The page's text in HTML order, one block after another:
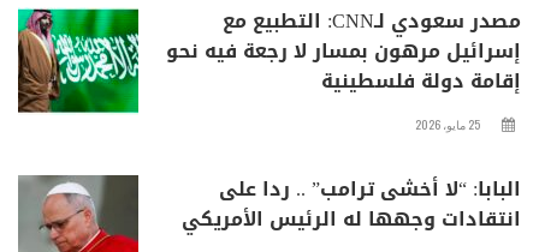
مصدر سعودي لـCNN: التطبيع مع
إسرائيل مرهون بمسار لا رجعة فيه نحو
إقامة دولة فلسطينية
25 مايو، 2026
البابا: “لا أخشى ترامب” .. ردا على
انتقادات وجهها له الرئيس الأمريكي